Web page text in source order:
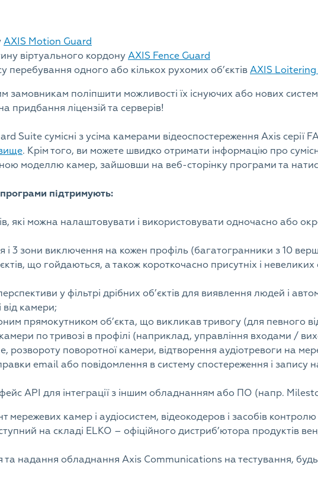
AXIS Motion Guard
віртуального кордону AXIS Fence Guard
перебування одного або кількох рухомих об’єктів AXIS Loitering
замовникам поліпшити можливості їх існуючих або нових
придбання ліцензій та серверів!
Suite сумісні з усіма камерами відеоспостереження Axis серії
. Крім того, ви можете швидко отримати інформацію про
моделлю камер, зайшовши на веб-сторінку програми та
підтримують:
які можна налаштовувати і використовувати одночасно або
і 3 зони виключення на кожен профіль (багатогранники з 10
що гойдаються, а також короткочасно присутніх і невеликих
у фільтрі дрібних об’єктів для виявлення людей і
від камери;
прямокутником об’єкта, що викликав тривогу (для певного
камери по тривозі в профілі (наприклад, управління входами /
розвороту поворотної камери, відтворення аудіотревоги на
email або повідомлення в систему спостереження і запису
API для інтеграції з іншим обладнанням або ПО (напр.
камер і аудіосистем, відеокодеров і засобів
на складі ELKO – офіційного дистриб’ютора продуктів
надання обладнання Axis Communications на тестування,